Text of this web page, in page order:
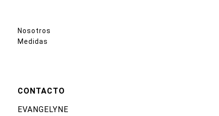
Nosotros
Medidas
CONTACTO
EVANGELYNE